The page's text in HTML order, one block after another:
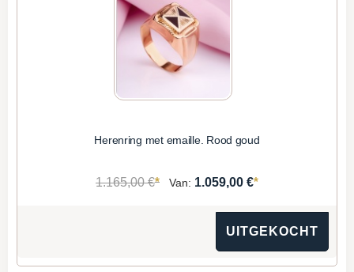
Herenring met emaille. Rood goud
1.165,00 €* Van: 1.059,00 €*
UITGEKOCHT